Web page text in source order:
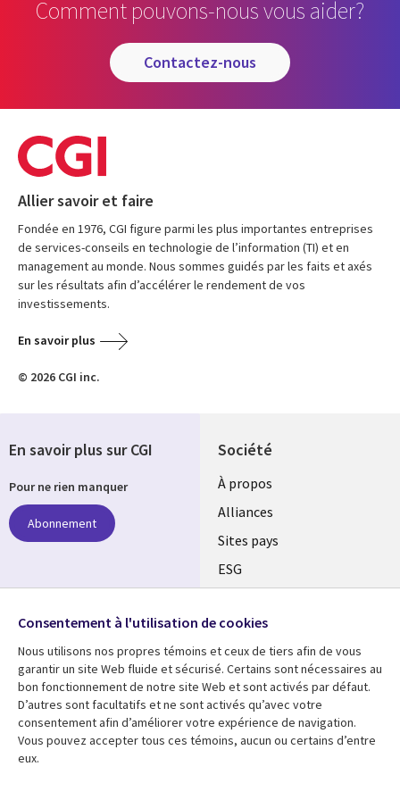
Comment pouvons-nous vous aider?
contactez-nous
Allier savoir et faire
Fondée en 1976, CGI figure parmi les plus importantes entreprises
de services-conseils en technologie de l’information (TI) et en
management au monde. Nous sommes guidés par les faits et axés
sur les résultats afin d’accélérer le rendement de vos
investissements.
En savoir plus
© 2026 CGI inc.
Société
À propos
Alliances
Sites pays
ESG
Fusions
Salle de presse
Ressources
Articles
Support
En savoir plus sur CGI
Pour ne rien manquer
Abonnement
Suivez-nous
Social
Media
Global
FR
Consentement à l'utilisation de cookies
Nous utilisons nos propres témoins et ceux de tiers afin de vous
garantir un site Web fluide et sécurisé. Certains sont nécessaires au
bon fonctionnement de notre site Web et sont activés par défaut.
D’autres sont facultatifs et ne sont activés qu’avec votre
consentement afin d’améliorer votre expérience de navigation.
Vous pouvez accepter tous ces témoins, aucun ou certains d’entre
eux.